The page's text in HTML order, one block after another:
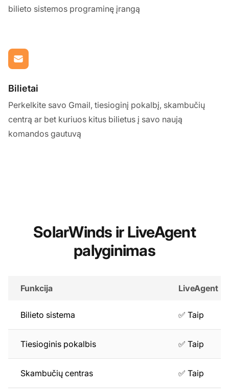
bilieto sistemos programinę įrangą
Bilietai
Perkelkite savo Gmail, tiesioginį pokalbį, skambučių
centrą ar bet kuriuos kitus bilietus į savo naują
komandos gautuvą
SolarWinds ir LiveAgent
palyginimas
Funkcija LiveAgent
Bilieto sistema ✅ Taip
Tiesioginis pokalbis ✅ Taip
Skambučių centras ✅ Taip